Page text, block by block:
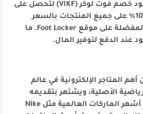
الرياضية؟ استخدم كود خصم فوت لوكر (VIKF) لتحصل على
خصم إضافي بنسبة 10% على جميع المنتجات بالسعر
الكامل من ماركاتك المفضلة على موقع Foot Locker. ما
الدفع لتوفير المال.
المتاجر الإلكترونية في عالم
الأصلية، ويشتهر بتقديمه
أحدث التشكيلات من أشهر الماركات العالمية مثل Nike